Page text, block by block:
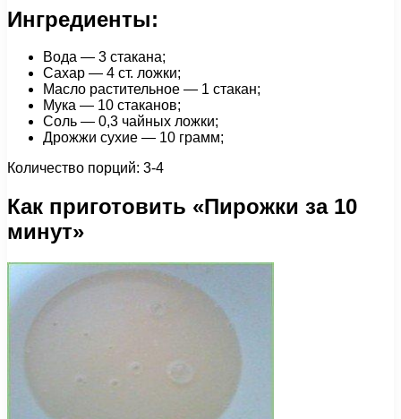
Ингредиенты:
Вода — 3 стакана;
Сахар — 4 ст. ложки;
Масло растительное — 1 стакан;
Мука — 10 стаканов;
Соль — 0,3 чайных ложки;
Дрожжи сухие — 10 грамм;
Количество порций: 3-4
Как приготовить «Пирожки за 10
минут»